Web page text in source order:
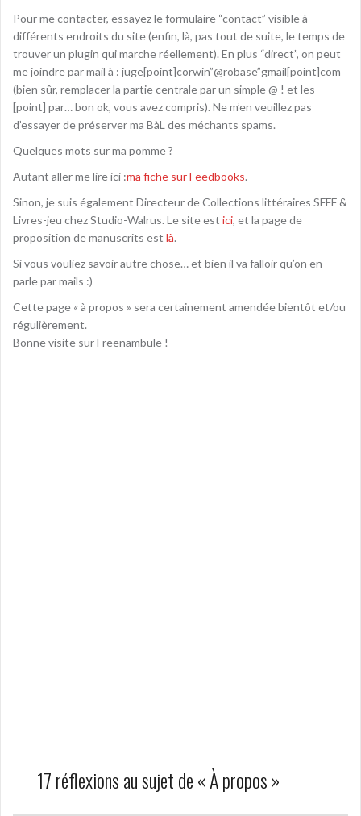
Pour me contacter, essayez le formulaire “contact” visible à
différents endroits du site (enfin, là, pas tout de suite, le temps de
trouver un plugin qui marche réellement). En plus “direct”, on peut
me joindre par mail à : juge[point]corwin”@robase”gmail[point]com
(bien sûr, remplacer la partie centrale par un simple @ ! et les
[point] par… bon ok, vous avez compris). Ne m’en veuillez pas
d’essayer de préserver ma BàL des méchants spams.
Quelques mots sur ma pomme ?
Autant aller me lire ici :ma fiche sur Feedbooks.
Sinon, je suis également Directeur de Collections littéraires SFFF &
Livres-jeu chez Studio-Walrus. Le site est ici, et la page de
proposition de manuscrits est là.
Si vous vouliez savoir autre chose… et bien il va falloir qu’on en
parle par mails :)
Cette page « à propos » sera certainement amendée bientôt et/ou
régulièrement.
Bonne visite sur Freenambule !
17 réflexions au sujet de «À propos»